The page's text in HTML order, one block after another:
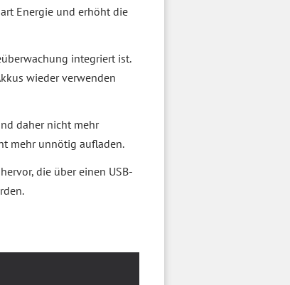
Energie und erhöht die
integriert ist.
wieder verwenden
daher nicht mehr
mehr unnötig aufladen.
die über einen USB-